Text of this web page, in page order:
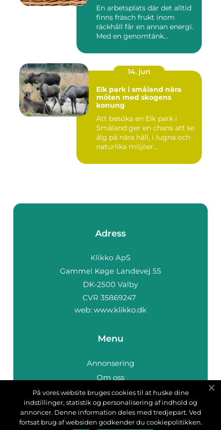
En arbetsplats där det alltid
finns fräsch frukt inom
räckhåll får en annan energi.
Med en genomtänk...
14. jun
Elk park i småland nära
möten med skogens
konung
Att besöka en Elk park i
Småland ger en chans att se
älg på nära håll, i lugna och
naturlika miljöer...
Adress
web: www.klikko.dk
Menu
Annonsering
Om oss
Cookies
Kontakta oss
Sitemap
På vores website bruges cookies til at huske dine
indstillinger, statistik og personalisering af indhold og
annoncer. Denne information deles med tredjepart. Ved
fortsat brug af websiden godkender du cookiepolitikken.